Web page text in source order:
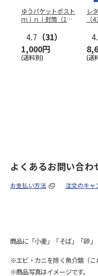
ゆうパケットポスト
ｍｉｎｉ封筒（1個
4.7 （31）
1,000円
(送料別)
レ
（
(送
よくあるお問い合わ
お支払い方法 注文のキャ
商品に「小麦」「そば」「卵
※エビ・カニを除く魚介類（こ
※商品写真はイメージです。